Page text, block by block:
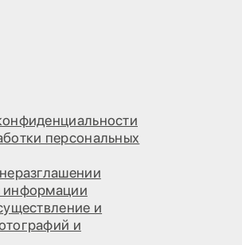
персональных
информации
и
и